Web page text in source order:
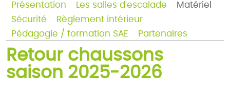
Présentation
Les salles d'escalade
Matériel
Sécurité
Règlement intérieur
Pédagogie / formation SAE
Partenaires
Retour chaussons
saison 2025-2026